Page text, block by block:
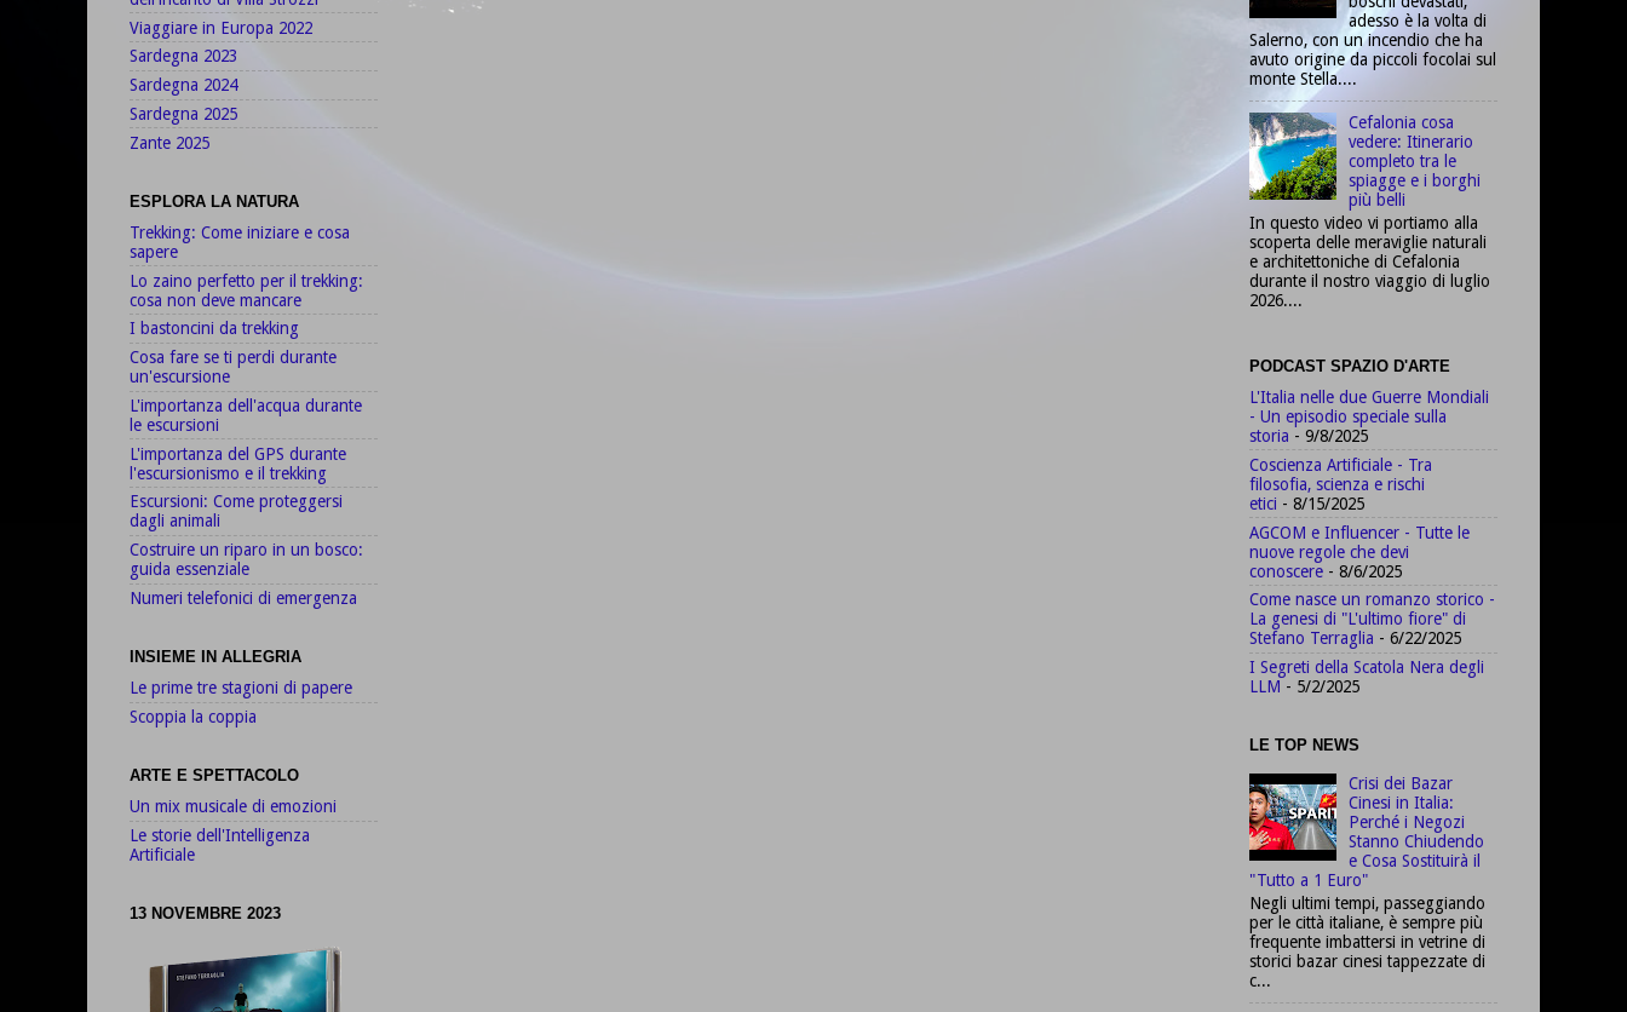
Viaggiare in Europa 2022
Sardegna 2023
Sardegna 2024
Sardegna 2025
Zante 2025
ESPLORA LA NATURA
Trekking: Come iniziare e cosa
sapere
Lo zaino perfetto per il trekking:
cosa non deve mancare
I bastoncini da trekking
Cosa fare se ti perdi durante
un'escursione
L'importanza dell'acqua durante
le escursioni
L'importanza del GPS durante
l'escursionismo e il trekking
Escursioni: Come proteggersi
dagli animali
Costruire un riparo in un bosco:
guida essenziale
Numeri telefonici di emergenza
INSIEME IN ALLEGRIA
Le prime tre stagioni di papere
Scoppia la coppia
ARTE E SPETTACOLO
Un mix musicale di emozioni
Le storie dell'Intelligenza
Artificiale
13 NOVEMBRE 2023
adesso è la volta di
Salerno, con un incendio che ha
avuto origine da piccoli focolai sul
monte Stella....
Cefalonia cosa
vedere: Itinerario
completo tra le
spiagge e i borghi
più belli
In questo video vi portiamo alla
scoperta delle meraviglie naturali
e architettoniche di Cefalonia
durante il nostro viaggio di luglio
2026....
PODCAST SPAZIO D'ARTE
L'Italia nelle due Guerre Mondiali
- Un episodio speciale sulla
storia - 9/8/2025
Coscienza Artificiale - Tra
filosofia, scienza e rischi
etici - 8/15/2025
AGCOM e Influencer - Tutte le
nuove regole che devi
conoscere - 8/6/2025
Come nasce un romanzo storico -
La genesi di "L'ultimo fiore" di
Stefano Terraglia - 6/22/2025
I Segreti della Scatola Nera degli
LLM - 5/2/2025
LE TOP NEWS
Crisi dei Bazar
Cinesi in Italia:
Perché i Negozi
Stanno Chiudendo
e Cosa Sostituirà il
"Tutto a 1 Euro"
Negli ultimi tempi, passeggiando
per le città italiane, è sempre più
frequente imbattersi in vetrine di
storici bazar cinesi tappezzate di
c...